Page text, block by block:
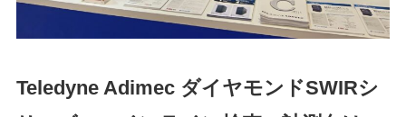
Teledyne Adimec ダイヤモンドSWIRシ